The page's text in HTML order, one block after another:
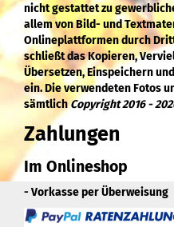
nicht gestattet zu
allem von Bild- und
Onlineplattformen durch
schließt das Kopieren,
Übersetzen, Einspeichern
ein. Die verwendeten Fotos
sämtlichCopyright 2016 -
Zahlungen
Im Onlineshop
- Vorkasse per Überweisung